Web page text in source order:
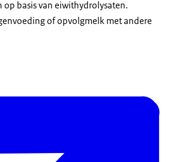
basis van eiwithydrolysaten.
of opvolgmelk met andere